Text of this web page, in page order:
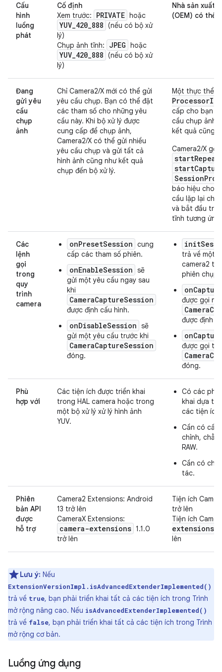
Cấu
hình
luồng
phát
Cố định
Xem trước:
PRIVATE hoặc
YUV_420_888 (nếu có bộ xử
lý)
Chụp ảnh tĩnh:
JPEG hoặc
YUV_420_888 (nếu có bộ xử
lý)
Nhà sản xuất
(OEM) có thể
Đang
gửi yêu
cầu
chụp
ảnh
Chỉ Camera2/X mới có thể gửi
yêu cầu chụp. Bạn có thể đặt
các tham số cho những yêu
cầu này. Khi bộ xử lý được
cung cấp để chụp ảnh,
Camera2/X có thể gửi nhiều
yêu cầu chụp và gửi tất cả
hình ảnh cũng như kết quả
chụp đến bộ xử lý.
Một thực thể
Processor
cấp cho bạn
cầu chụp ảnh
kết quả cũng
Camera2/X gọi
báo hiệu cho
cầu lặp lại cho
và bắt đầu
tĩnh tương ứng.
Các
lệnh
gọi
trong
quy
trình
camera
onPresetSession cung
cấp các tham số phiên.
onEnableSession sẽ
gửi một yêu cầu ngay sau
khi
CameraCaptureSession
được định cấu hình.
onDisableSession sẽ
gửi một yêu cầu trước khi
CameraCaptureSession
đóng.
trả về một
camera2
phiên chụp.
được gọi
được định
được gọi
đóng.
Phù
hợp với
Các tiện ích được triển khai
trong HAL camera hoặc trong
một bộ xử lý xử lý hình ảnh
YUV.
Có các
khai dựa
các tiện ích.
Cần có cấu
chỉnh,
RAW.
Cần có
tác.
Phiên
bản API
được
hỗ trợ
Camera2 Extensions: Android
13 trở lên
CameraX Extensions:
camera-extensions 1.1.0
trở lên
Tiện ích
trở lên
Tiện ích
extensions
lên
Lưu ý: Nếu
ExtensionVersionImpl.isAdvancedExtenderImplemented()
trả về true, bạn phải triển khai tất cả các tiện ích trong Trình
mở rộng nâng cao. Nếu isAdvancedExtenderImplemented()
trả về false, bạn phải triển khai tất cả các tiện ích trong Trình
mở rộng cơ bản.
Luồng ứng dụng